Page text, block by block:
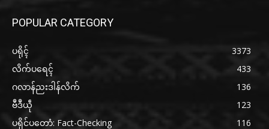
POPULAR CATEGORY
ပရိုၚ်
3373
လိက်ပရေၚ်
433
ဂလာန်ညးဒါန်လိက်
136
ဗဳဒဳယဵု
123
ပရိုင်ပတောံ: Fact-Checking
116